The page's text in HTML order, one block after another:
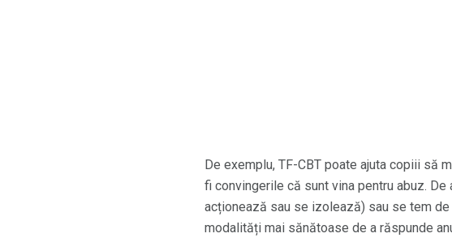
De exemplu, TF-CBT poate ajuta copiii să
fi convingerile că sunt vina pentru abuz.
acționează sau se izolează) sau se tem
modalități mai sănătoase de a răspunde